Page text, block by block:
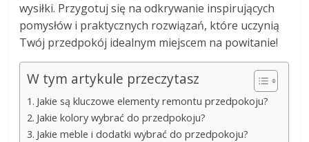
wysiłki. Przygotuj się na odkrywanie inspirujących
pomysłów i praktycznych rozwiązań, które uczynią
Twój przedpokój idealnym miejscem na powitanie!
W tym artykule przeczytasz
Jakie są kluczowe elementy remontu przedpokoju?
Jakie kolory wybrać do przedpokoju?
Jakie meble i dodatki wybrać do przedpokoju?